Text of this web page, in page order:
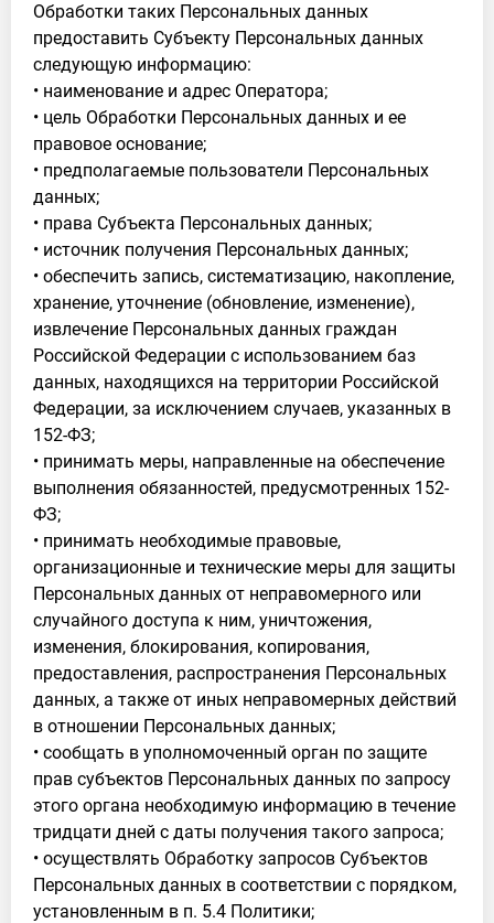
Обработки таких Персональных данных
предоставить Субъекту Персональных данных
следующую информацию:
• наименование и адрес Оператора;
• цель Обработки Персональных данных и ее
правовое основание;
• предполагаемые пользователи Персональных
данных;
• права Субъекта Персональных данных;
• источник получения Персональных данных;
• обеспечить запись, систематизацию, накопление,
хранение, уточнение (обновление, изменение),
извлечение Персональных данных граждан
Российской Федерации с использованием баз
данных, находящихся на территории Российской
Федерации, за исключением случаев, указанных в
152-ФЗ;
• принимать меры, направленные на обеспечение
выполнения обязанностей, предусмотренных 152-
ФЗ;
• принимать необходимые правовые,
организационные и технические меры для защиты
Персональных данных от неправомерного или
случайного доступа к ним, уничтожения,
изменения, блокирования, копирования,
предоставления, распространения Персональных
данных, а также от иных неправомерных действий
в отношении Персональных данных;
• сообщать в уполномоченный орган по защите
прав субъектов Персональных данных по запросу
этого органа необходимую информацию в течение
тридцати дней с даты получения такого запроса;
• осуществлять Обработку запросов Субъектов
Персональных данных в соответствии с порядком,
установленным в п. 5.4 Политики;